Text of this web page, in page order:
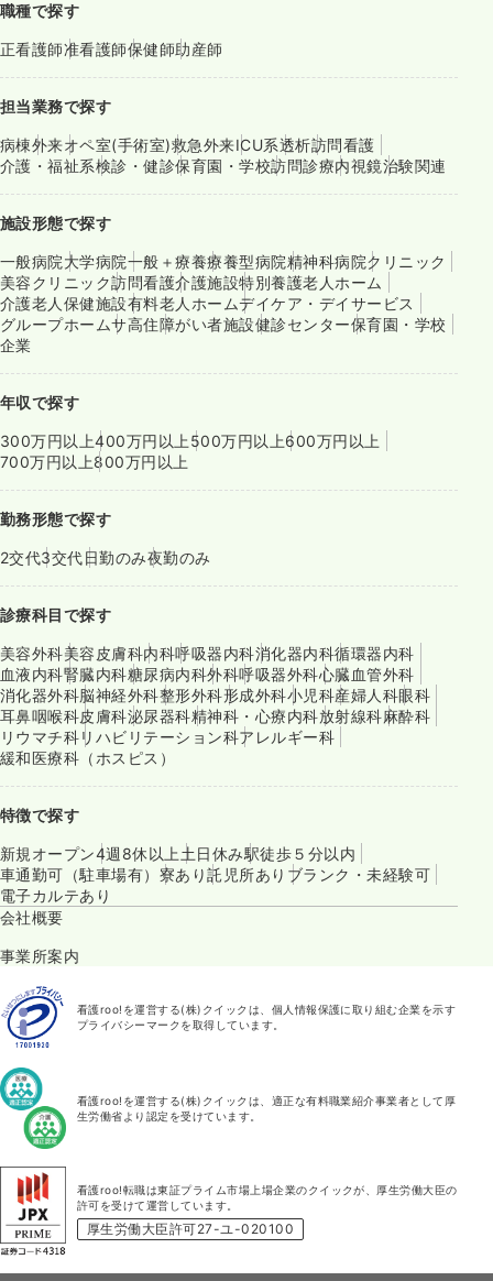
職種で探す
正看護師准看護師保健師助産師
担当業務で探す
病棟外来オペ室(手術室)救急外来ICU系透析訪問看護
介護・福祉系検診・健診保育園・学校訪問診療内視鏡治験関連
施設形態で探す
一般病院大学病院一般＋療養療養型病院精神科病院クリニック
美容クリニック訪問看護介護施設特別養護老人ホーム
介護老人保健施設有料老人ホームデイケア・デイサービス
グループホームサ高住障がい者施設健診センター保育園・学校
企業
年収で探す
300万円以上400万円以上500万円以上600万円以上
700万円以上800万円以上
勤務形態で探す
2交代3交代日勤のみ夜勤のみ
診療科目で探す
美容外科美容皮膚科内科呼吸器内科消化器内科循環器内科
血液内科腎臓内科糖尿病内科外科呼吸器外科心臓血管外科
消化器外科脳神経外科整形外科形成外科小児科産婦人科眼科
耳鼻咽喉科皮膚科泌尿器科精神科・心療内科放射線科麻酔科
リウマチ科リハビリテーション科アレルギー科
緩和医療科（ホスピス）
特徴で探す
新規オープン4週8休以上土日休み駅徒歩５分以内
車通勤可（駐車場有） 寮あり託児所あり ブランク・未経験可
電子カルテあり
会社概要
事業所案内
看護roo!を運営する(株)クイックは、個人情報保護に取り組む企業を示す
プライバシーマークを取得しています。
看護roo!を運営する(株)クイックは、適正な有料職業紹介事業者として厚
生労働省より認定を受けています。
看護roo!転職は東証プライム市場上場企業のクイックが、厚生労働大臣の
許可を受けて運営しています。
厚生労働大臣許可27-ユ-020100